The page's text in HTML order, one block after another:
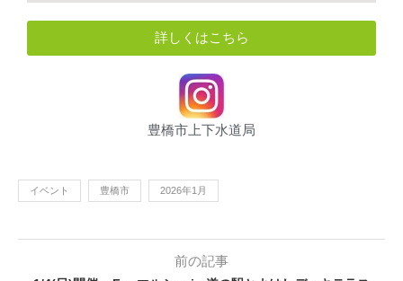
詳しくはこちら
豊橋市上下水道局
イベント 豊橋市 2026年1月
前の記事